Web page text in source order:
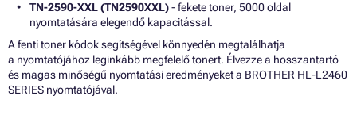
TN-2590-XXL (TN2590XXL)- fekete toner, 5000 oldal
nyomtatására elegendő kapacitással.
A fenti toner kódok segítségével könnyedén megtalálhatja
a nyomtatójához leginkább megfelelő tonert. Élvezze a hosszantartó
és magas minőségű nyomtatási eredményeket a BROTHER HL-L2460
SERIES nyomtatójával.